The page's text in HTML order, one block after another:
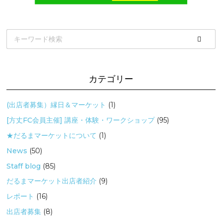
カテゴリー
(出店者募集）縁日＆マーケット (1)
[方丈FC会員主催] 講座・体験・ワークショップ(95)
★だるまマーケットについて (1)
News (50)
Staff blog (85)
だるまマーケット出店者紹介 (9)
レポート (16)
出店者募集 (8)